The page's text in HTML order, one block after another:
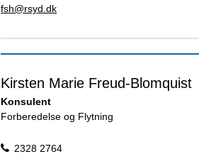
fsh@rsyd.dk
Kirsten Marie Freud-Blomquist
Konsulent
Forberedelse og Flytning
2328 2764